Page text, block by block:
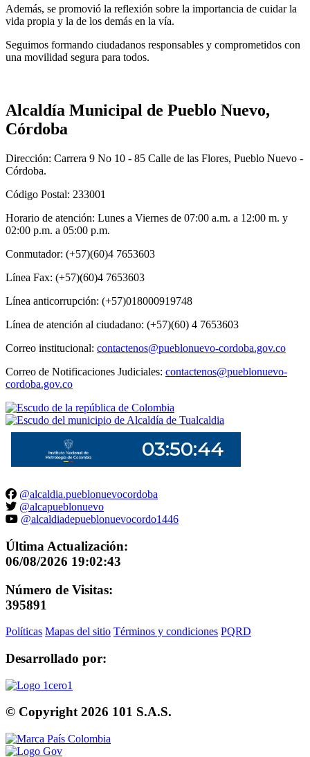
Además, se promovió la reflexión sobre la importancia de cuidar la
vida propia y la de los demás en la vía.
Seguimos formando ciudadanos responsables y comprometidos con
una movilidad segura para todos.
Alcaldía Municipal de Pueblo Nuevo,
Córdoba
Dirección: Carrera 9 No 10 - 85 Calle de las Flores, Pueblo Nuevo -
Córdoba.
Código Postal: 233001
Horario de atención: Lunes a Viernes de 07:00 a.m. a 12:00 m. y
02:00 p.m. a 05:00 p.m.
Conmutador: (+57)(60)4 7653603
Línea Fax: (+57)(60)4 7653603
Línea anticorrupción: (+57)018000919748
Línea de atención al ciudadano: (+57)(60) 4 7653603
Correo institucional: contactenos@pueblonuevo-cordoba.gov.co
Correo de Notificaciones Judiciales: contactenos@pueblonuevo-
cordoba.gov.co
@alcaldia.pueblonuevocordoba
@alcapueblonuevo
@alcaldiadepueblonuevocordo1446
Última Actualización:
06/08/2026 19:02:43
Número de Visitas:
395891
Políticas Mapas del sitio Términos y condiciones PQRD
Desarrollado por:
© Copyright2026 101 S.A.S.